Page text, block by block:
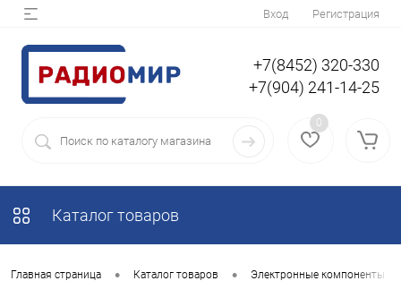
Вход Регистрация
+7(8452) 320-330
+7(904) 241-14-25
0
Каталог товаров
Главная страница • Каталог товаров • Электронные компоненты